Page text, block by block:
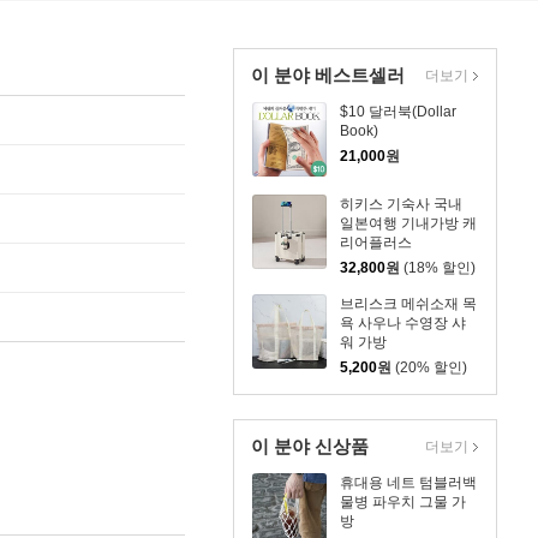
이 분야 베스트셀러
$10 달러북(Dollar
Book)
21,000원
히키스 기숙사 국내
일본여행 기내가방 캐
리어플러스
32,800원 (18% 할인)
브리스크 메쉬소재 목
욕 사우나 수영장 샤
워 가방
5,200원 (20% 할인)
더보기
이 분야 신상품
휴대용 네트 텀블러백
물병 파우치 그물 가
방
더보기